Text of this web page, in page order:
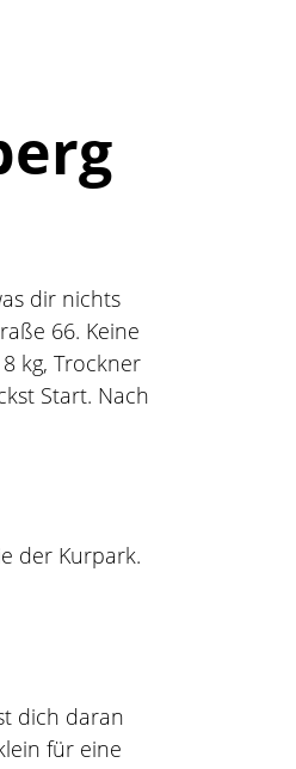
dir nichts
66. Keine
kg, Trockner
Start. Nach
der Kurpark.
dich daran
für eine